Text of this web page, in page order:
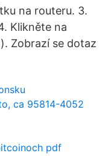
na routeru. 3.
Klikněte na
Zobrazí se dotaz
ca 95814-4052
pdf